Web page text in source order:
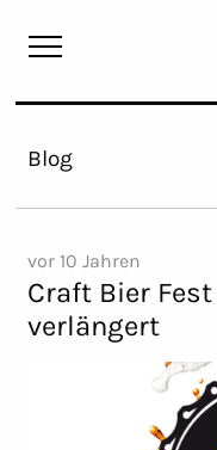
Blog
vor 10 Jahren
Craft Bier
verlängert